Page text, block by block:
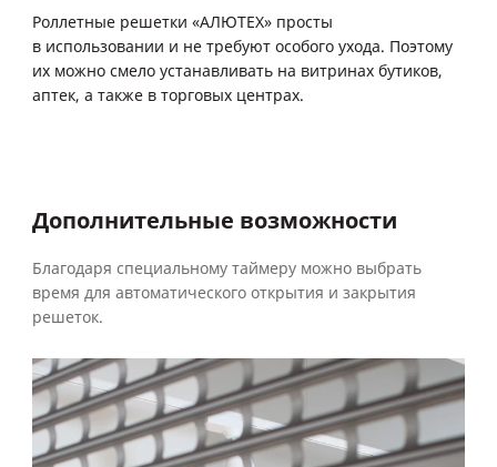
Роллетные решетки «АЛЮТЕХ» просты
в использовании и не требуют особого ухода. Поэтому
их можно смело устанавливать на витринах бутиков,
аптек, а также в торговых центрах.
Дополнительные возможности
Благодаря специальному таймеру можно выбрать
время для автоматического открытия и закрытия
решеток.